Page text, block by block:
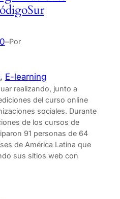
–Por
, E-learning
realizando, junto a
del curso online
sociales. Durante
de los cursos de
91 personas de 64
de América Latina que
sus sitios web con